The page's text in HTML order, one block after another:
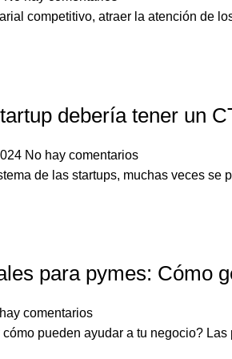
competitivo, atraer la atención de
debería tener un
No hay comentarios
de las startups, muchas veces se
para pymes: Cómo
comentarios
pueden ayudar a tu negocio? Las